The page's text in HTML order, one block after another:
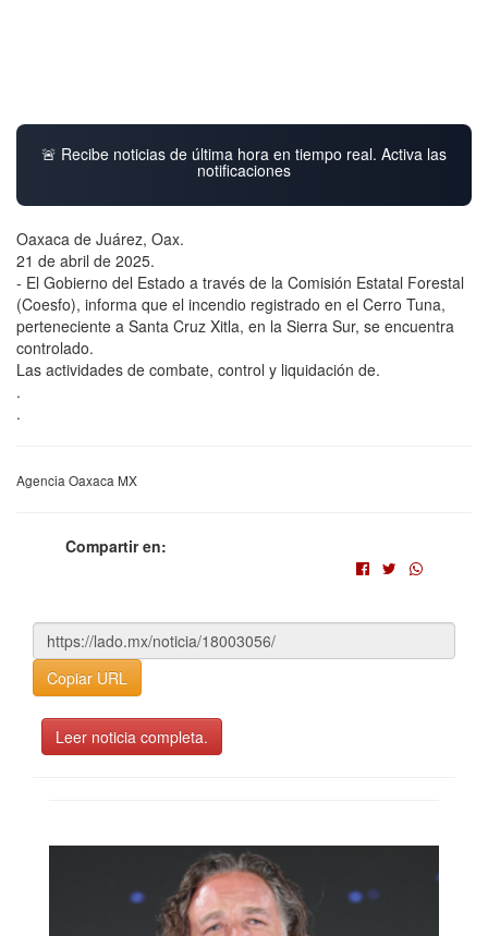
🚨 Recibe noticias de última hora en tiempo real. Activa las
notificaciones
Oaxaca de Juárez, Oax.
21 de abril de 2025.
- El Gobierno del Estado a través de la Comisión Estatal Forestal
(Coesfo), informa que el incendio registrado en el Cerro Tuna,
perteneciente a Santa Cruz Xitla, en la Sierra Sur, se encuentra
controlado.
Las actividades de combate, control y liquidación de.
.
.
Agencia Oaxaca MX
Compartir en:
Copiar URL
Leer noticia completa.